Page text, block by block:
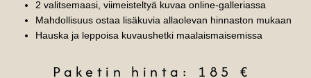
2 valitsemaasi, viimeisteltyä kuvaa online-galleriassa
Mahdollisuus ostaa lisäkuvia allaolevan hinnaston mukaan
Hauska ja leppoisa kuvaushetki maalaismaisemissa
Paketin hinta: 185 €